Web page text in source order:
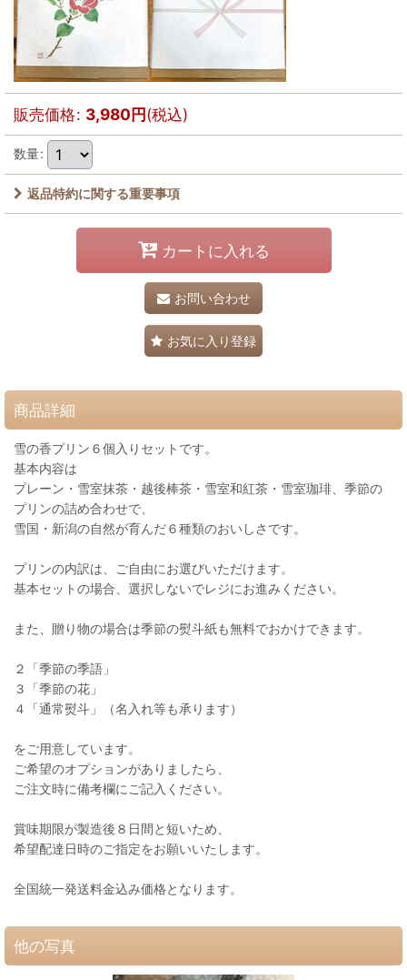
販売価格: 3,980円(税込)
数量:
返品特約に関する重要事項
カートに入れる
お問い合わせ
お気に入り登録
商品詳細
雪の香プリン６個入りセットです。
基本内容は
プレーン・雪室抹茶・越後棒茶・雪室和紅茶・雪室珈琲、季節の
プリンの詰め合わせで、
雪国・新潟の自然が育んだ６種類のおいしさです。
プリンの内訳は、ご自由にお選びいただけます。
基本セットの場合、選択しないでレジにお進みください。
また、贈り物の場合は季節の熨斗紙も無料でおかけできます。
２「季節の季語」
３「季節の花」
４「通常熨斗」（名入れ等も承ります）
をご用意しています。
ご希望のオプションがありましたら、
ご注文時に備考欄にご記入ください。
賞味期限が製造後８日間と短いため、
希望配達日時のご指定をお願いいたします。
全国統一発送料金込み価格となります。
他の写真